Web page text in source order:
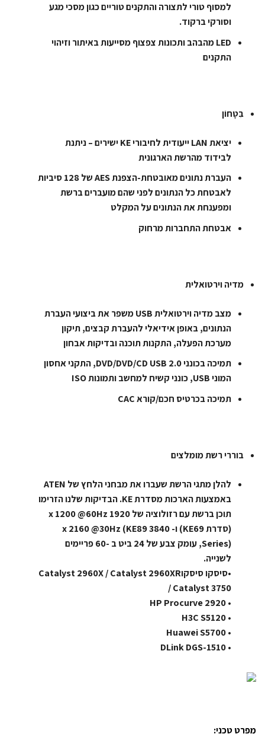
למסוף טורי לתצורה והתקנים טוריים כגון מסכי מגע
וסורקי ברקוד.
LED מהבהב ותכונות צפצוף מסייעות באיתור וזיהוי
התקנים
בִּטָחוֹן
יציאת LAN ייעודית לחיבורי KE ישירים – ניתנת
לבידוד מהרשת הארגונית
העברת נתונים מאובטחת-הצפנת AES של 128 סיביות
לאבטחת כל הנתונים לפני שהם מועברים ברשת
ומפענחת את הנתונים על המקלט
אבטחת התחברות מרחוק
מדיה וירטואלית
מצב מדיה וירטואלית USB משפר את ביצועי העברת
הנתונים, באופן אידיאלי להעברת קבצים, תיקון
מערכת הפעלה, התקנות תוכנה ובדיקות אבחון
תמיכה בכונני DVD/DVD/CD USB 2.0, התקני אחסון
המוני USB, כונני קשיח למחשב ותמונות ISO
תמיכה בכרטיס חכם/קורא CAC
בוררי רשת מומלצים
להלן מתגי הרשת שעברו את מבחני הלחץ של ATEN
באמצעות הארכות מסדרת KE. הבדיקות שלנו הזרימו
תוכן ברשת עם רזולוציה של 1920 x 1200 @60Hz
(סדרת KE69) ו- 3840 x 2160 @30Hz (KE89
Series), עומק צבע של 24 ביט ב -60 פריימים
לשנייה.
•סיסקו סיסקוCatalyst 2960X / Catalyst 2960XR
/ Catalyst 3750
• HP Procurve 2920
• H3C S5120
• Huawei S5700
• DLink DGS-1510
מפרט טכני: